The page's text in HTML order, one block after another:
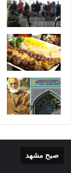
صبح مشهد